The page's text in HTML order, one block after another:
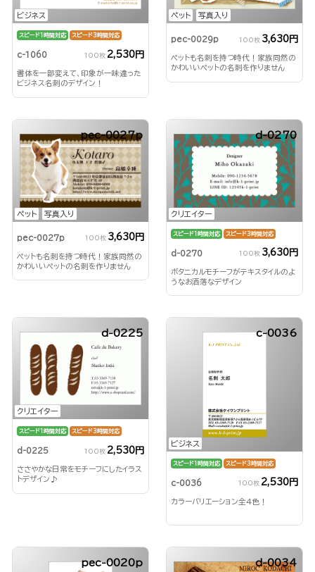
ビジネス
スピード1時間対応 スピード3時間対応
c-1060 100枚 2,530円
書体を一部変えて、印象が一味違った
ビジネス名刺のデザイン！
ペット 写真入り
pec-0029p 100枚 3,630円
ペットも名刺を持つ時代！家族同然の
かわいいペットの名刺を作りません
ペット 写真入り
pec-0027p
pec-0027p 100枚 3,630円
ペットも名刺を持つ時代！家族同然の
かわいいペットの名刺を作りません
クリエイター
d-0270
スピード1時間対応 スピード3時間対応
d-0270 100枚 3,630円
ボタニカルモチーフがテキスタイルのよ
うなお洒落なデザイン
クリエイター
d-0225
スピード1時間対応 スピード3時間対応
d-0225 100枚 2,530円
ささやかな日常をモチーフにしたイラス
トデザイン♪
ビジネス
c-0036
スピード1時間対応 スピード3時間対応
c-0036 100枚 2,530円
カラーバリエーション全4色！
pec-0020p d-0034